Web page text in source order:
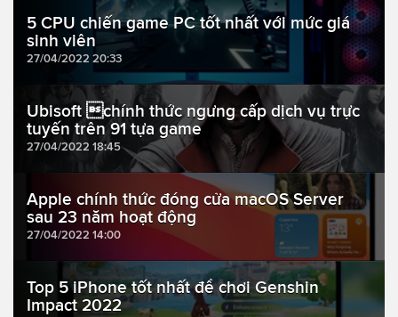
5 CPU chiến game PC tốt nhất với mức giá
sinh viên
27/04/2022 20:33
Ubisoft chính thức ngưng cấp dịch vụ trực
tuyến trên 91 tựa game
27/04/2022 18:45
Apple chính thức đóng cửa macOS Server
sau 23 năm hoạt động
27/04/2022 14:00
Top 5 iPhone tốt nhất để chơi Genshin
Impact 2022